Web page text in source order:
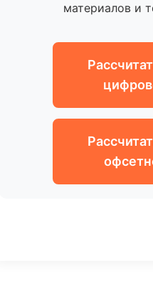
материалов и